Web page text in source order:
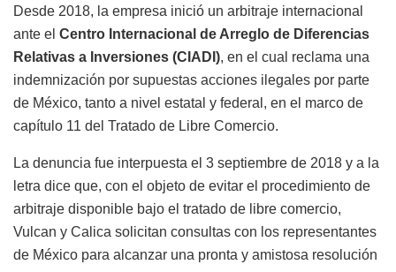
Desde 2018, la empresa inició un arbitraje internacional
ante el Centro Internacional de Arreglo de Diferencias
Relativas a Inversiones (CIADI), en el cual reclama una
indemnización por supuestas acciones ilegales por parte
de México, tanto a nivel estatal y federal, en el marco de
capítulo 11 del Tratado de Libre Comercio.
La denuncia fue interpuesta el 3 septiembre de 2018 y a la
letra dice que, con el objeto de evitar el procedimiento de
arbitraje disponible bajo el tratado de libre comercio,
Vulcan y Calica solicitan consultas con los representantes
de México para alcanzar una pronta y amistosa resolución